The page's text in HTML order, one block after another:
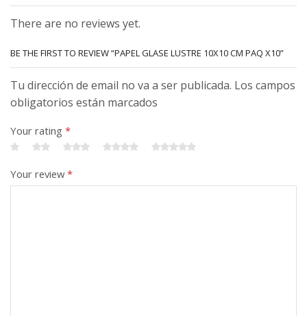
There are no reviews yet.
BE THE FIRST TO REVIEW “PAPEL GLASE LUSTRE 10X10 CM PAQ X10”
Tu dirección de email no va a ser publicada. Los campos
obligatorios están marcados
Your rating *
Your review*